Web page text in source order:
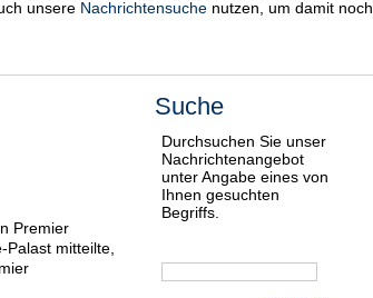
unsere Nachrichtensuche nutzen, um damit noch
Premier
mitteilte,
Suche
Durchsuchen Sie unser
Nachrichtenangebot
unter Angabe eines von
Ihnen gesuchten
Begriffs.